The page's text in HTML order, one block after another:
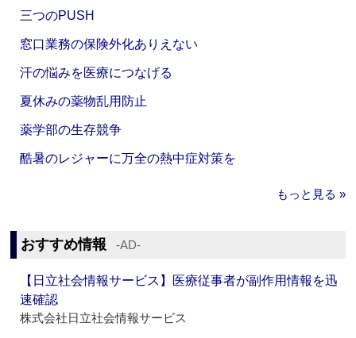
三つのPUSH
窓口業務の保険外化ありえない
汗の悩みを医療につなげる
夏休みの薬物乱用防止
薬学部の生存競争
酷暑のレジャーに万全の熱中症対策を
もっと見る »
おすすめ情報 ‐AD‐
【日立社会情報サービス】医療従事者が副作用情報を迅
速確認
株式会社日立社会情報サービス